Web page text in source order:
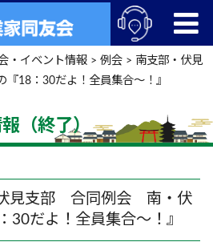
・イベント情報> 例会> 南支部・伏見
18：30だよ！全員集合～！』
（終了）
見支部 合同例会 南・伏
30だよ！全員集合～！』